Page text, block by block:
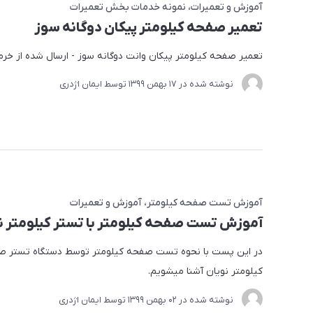
آموزش و تعمیرات نمونه خدمات بخش تعمیرات
تعمیر صفحه کیلومتر پیکان دوگانه سوز
تعمیر صفحه کیلومتر پیکان وانت دوگانه سوز - ارسال شده از
نوشته شده در 17 بهمن 1399 توسط ایمان اژدری
آموزش تست صفحه کیلومتر آموزش و تعمیرات
آموزش تست صفحه کیلومتر با تستر کیلومتر
در این پست با نحوه تست صفحه کیلومتر توسط دستگاه تستر
کیلومتر نویان آشنا میشویم.
نوشته شده در 02 بهمن 1399 توسط ایمان اژدری